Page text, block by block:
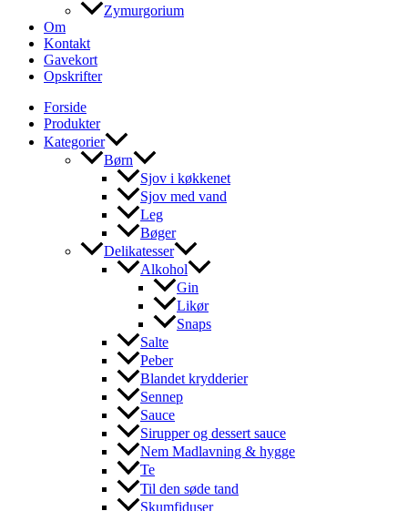
Zymurgorium
Om
Kontakt
Gavekort
Opskrifter
Forside
Produkter
Kategorier
Børn
Sjov i køkkenet
Sjov med vand
Leg
Bøger
Delikatesser
Alkohol
Gin
Likør
Snaps
Salte
Peber
Blandet krydderier
Sennep
Sauce
Sirupper og dessert sauce
Nem Madlavning & hygge
Te
Til den søde tand
Skumfiduser